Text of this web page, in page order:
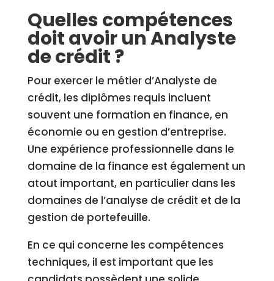
Quelles compétences
doit avoir un Analyste
de crédit ?
Pour exercer le métier d’Analyste de
crédit, les diplômes requis incluent
souvent une formation en finance, en
économie ou en gestion d’entreprise.
Une expérience professionnelle dans le
domaine de la finance est également un
atout important, en particulier dans les
domaines de l’analyse de crédit et de la
gestion de portefeuille.
En ce qui concerne les compétences
techniques, il est important que les